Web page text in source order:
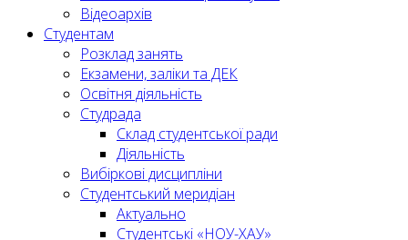
Відеоархів
Студентам
Розклад занять
Екзамени, заліки та ДЕК
Освітня діяльність
Студрада
Склад студентської ради
Діяльність
Вибіркові дисципліни
Студентський меридіан
Актуально
Студентські «НОУ-ХАУ»